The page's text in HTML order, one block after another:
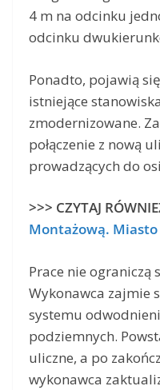
4 m na odcinku
odcinku
Ponadto, pojawią
istniejące
zmodernizowane.
połączenie z nową
prowadzących do
>>> CZYTAJ
Montażową. Miasto
Prace nie ograniczą
Wykonawca zajmie
systemu
podziemnych.
uliczne, a po
wykonawca